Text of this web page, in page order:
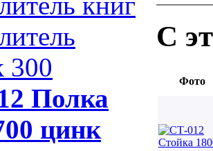
300
Полка
цинк
С
Фото